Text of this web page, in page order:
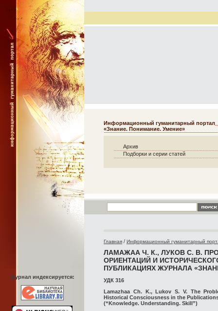
Журнал индексируется:
Информационный гуманитарный портал
«Знание. Понимание. Умение»
Архив
Подборки и серии статей
Главная / Информационный гуманитарный
ЛАМАЖАА Ч. К., ЛУКОВ С. В.
ОРИЕНТАЦИЙ И
ПУБЛИКАЦИЯХ ЖУРНАЛА
УДК 316
Lamazhaa Ch. K., Lukov S. V. The
Historical Consciousness in the
(“Knowledge. Understanding. Skill”)